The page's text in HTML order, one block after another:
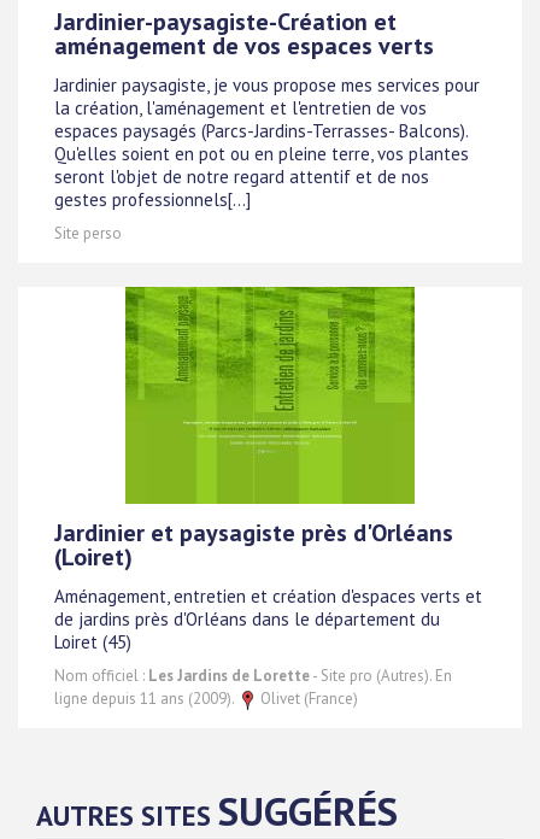
Jardinier-paysagiste-Création et
aménagement de vos espaces verts
Jardinier paysagiste, je vous propose mes services pour
la création, l'aménagement et l'entretien de vos
espaces paysagés (Parcs-Jardins-Terrasses- Balcons).
Qu'elles soient en pot ou en pleine terre, vos plantes
seront l'objet de notre regard attentif et de nos
gestes professionnels[...]
Site perso
Jardinier et paysagiste près d'Orléans
(Loiret)
Aménagement, entretien et création d'espaces verts et
de jardins près d'Orléans dans le département du
Loiret (45)
Nom officiel : Les Jardins de Lorette- Site pro (Autres). En
ligne depuis 11 ans (2009).
Olivet (France)
AUTRES SITES SUGGÉRÉS